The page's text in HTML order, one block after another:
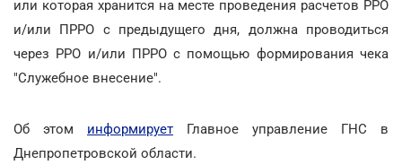
или которая хранится на месте проведения расчетов РРО
и/или ПРРО с предыдущего дня, должна проводиться
через РРО и/или ПРРО с помощью формирования чека
"Служебное внесение".
Об этом информирует Главное управление ГНС в
Днепропетровской области.